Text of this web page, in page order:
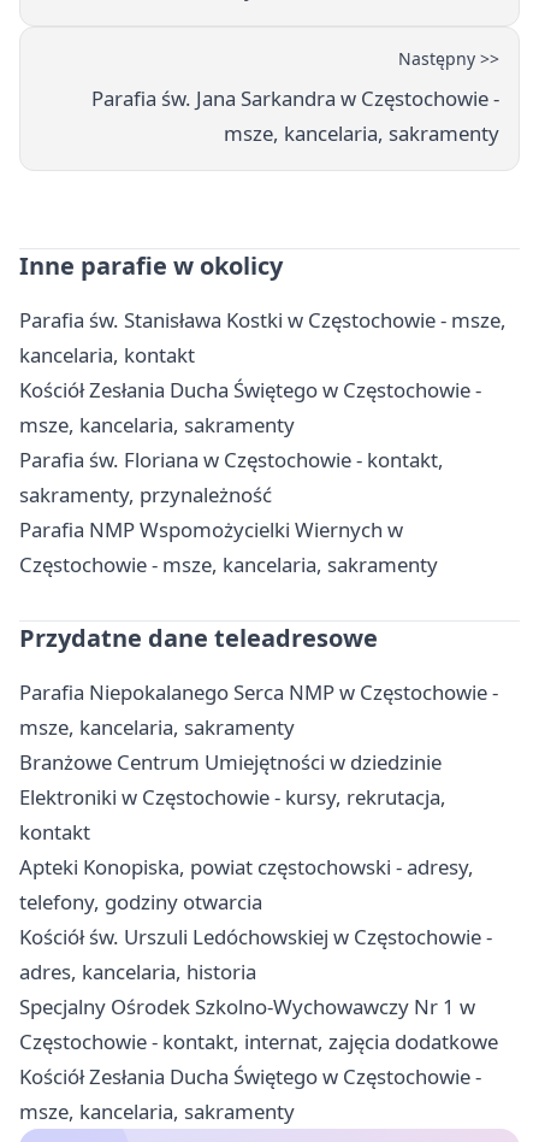
Następny >>
Parafia św. Jana Sarkandra w Częstochowie -
msze, kancelaria, sakramenty
Inne parafie w okolicy
Parafia św. Stanisława Kostki w Częstochowie - msze,
kancelaria, kontakt
Kościół Zesłania Ducha Świętego w Częstochowie -
msze, kancelaria, sakramenty
Parafia św. Floriana w Częstochowie - kontakt,
sakramenty, przynależność
Parafia NMP Wspomożycielki Wiernych w
Częstochowie - msze, kancelaria, sakramenty
Przydatne dane teleadresowe
Parafia Niepokalanego Serca NMP w Częstochowie -
msze, kancelaria, sakramenty
Branżowe Centrum Umiejętności w dziedzinie
Elektroniki w Częstochowie - kursy, rekrutacja,
kontakt
Apteki Konopiska, powiat częstochowski - adresy,
telefony, godziny otwarcia
Kościół św. Urszuli Ledóchowskiej w Częstochowie -
adres, kancelaria, historia
Specjalny Ośrodek Szkolno-Wychowawczy Nr 1 w
Częstochowie - kontakt, internat, zajęcia dodatkowe
Kościół Zesłania Ducha Świętego w Częstochowie -
msze, kancelaria, sakramenty